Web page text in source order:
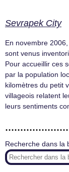
Sevrapek City
En novembre
sont venus
Pour accueillir ces
par la population
kilomètres du petit
villageois relatent
leurs sentiments
Recherche dans la